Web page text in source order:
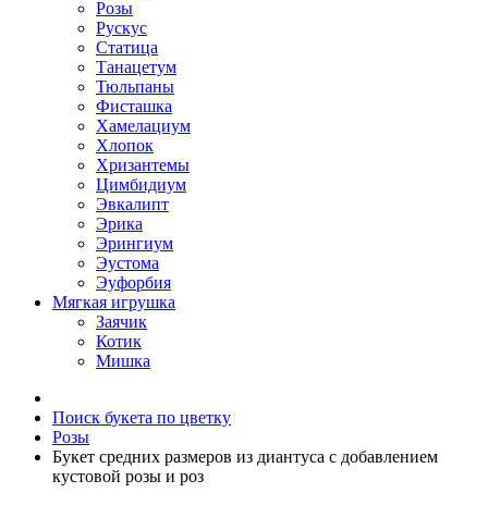
Розы
Рускус
Статица
Танацетум
Тюльпаны
Фисташка
Хамелациум
Хлопок
Хризантемы
Цимбидиум
Эвкалипт
Эрика
Эрингиум
Эустома
Эуфорбия
Мягкая игрушка
Заячик
Котик
Мишка
Поиск букета по цветку
Розы
Букет средних размеров из диантуса c добавлением
кустовой розы и роз